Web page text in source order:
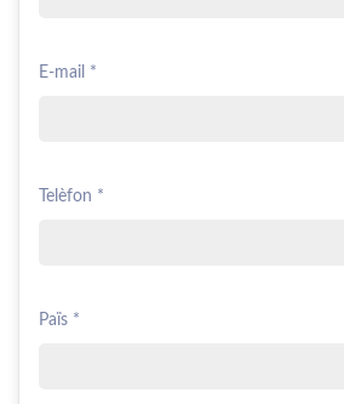
E-mail *
Telèfon *
Païs *